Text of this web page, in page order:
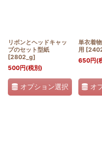
リボンとヘッドキャッ
プのセット型紙
[2802_g]
500円(税別)
オプション選択
単衣着
用 [
650円(
オ